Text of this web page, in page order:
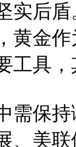
实后
黄金
工具
需保
、美